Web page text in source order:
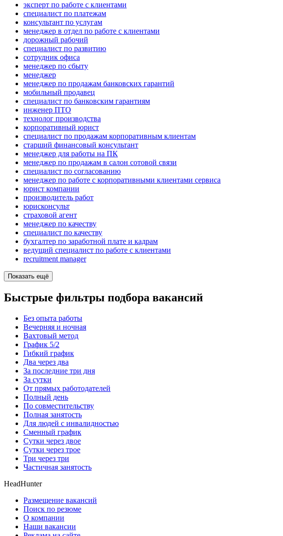
эксперт по работе с клиентами
специалист по платежам
консультант по услугам
менеджер в отдел по работе с клиентами
дорожный рабочий
специалист по развитию
сотрудник офиса
менеджер по сбыту
менеджер
менеджер по продажам банковских гарантий
мобильный продавец
специалист по банковским гарантиям
инженер ПТО
технолог производства
корпоративный юрист
специалист по продажам корпоративным клиентам
старший финансовый консультант
менеджер для работы на ПК
менеджер по продажам в салон сотовой связи
специалист по согласованию
менеджер по работе с корпоративными клиентами сервиса
юрист компании
производитель работ
юрисконсульт
страховой агент
менеджер по качеству
специалист по качеству
бухгалтер по заработной плате и кадрам
ведущий специалист по работе с клиентами
recruitment manager
Показать ещё
Быстрые фильтры подбора вакансий
Без опыта работы
Вечерняя и ночная
Вахтовый метод
График 5/2
Гибкий график
Два через два
За последние три дня
За сутки
От прямых работодателей
Полный день
По совместительству
Полная занятость
Для людей с инвалидностью
Сменный график
Сутки через двое
Сутки через трое
Три через три
Частичная занятость
HeadHunter
Размещение вакансий
Поиск по резюме
О компании
Наши вакансии